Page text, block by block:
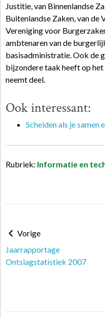
Justitie, van Binnenlandse
Buitenlandse Zaken, van de
Vereniging voor
ambtenaren van de
basisadministratie. Ook de
bijzondere taak heeft op
neemt deel.
Ook interessant:
Scheiden als je samen
Rubriek: Informatie en
Vorige
Jaarrapportage
Ontslagstatistiek 2007